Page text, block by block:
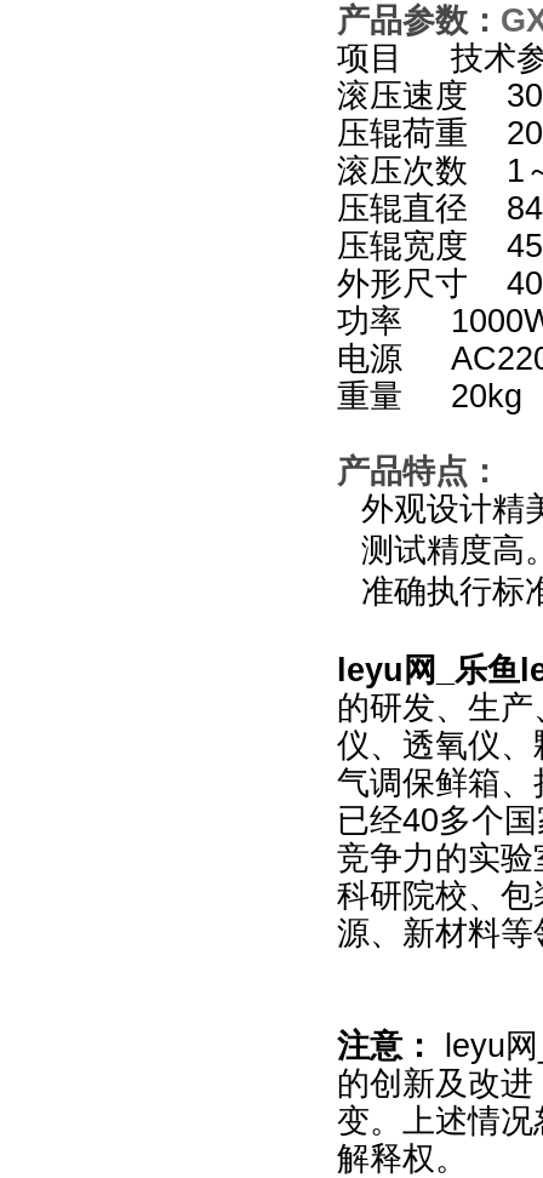
产品参数：
项目 技术
滚压速度
压辊荷重
滚压次数 1
压辊直径
压辊宽度
外形尺寸
功率
电源
重量
产品特点：
外观设计精
测试精度高
准确执行标
leyu网_乐鱼
的研发、生
仪、透氧仪
气调保鲜箱
已经40多个
竞争力的实
科研院校、
源、新材料等
注意：
leyu
的创新及改
变。上述情
解释权。